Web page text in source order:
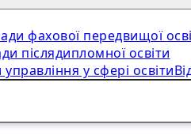
фахової передвищої
післядипломної освіти
у сфері освіти